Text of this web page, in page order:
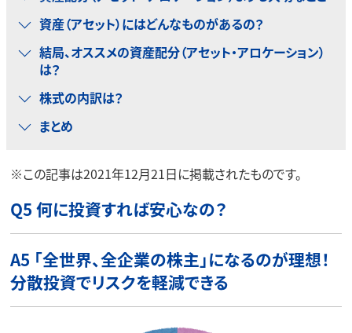
資産（アセット）にはどんなものがあるの？
結局、オススメの資産配分（アセット・アロケーション）
は？
株式の内訳は？
まとめ
※この記事は2021年12月21日に掲載されたものです。
Q5 何に投資すれば安心なの？
A5 「全世界、全企業の株主」になるのが理想！
分散投資でリスクを軽減できる